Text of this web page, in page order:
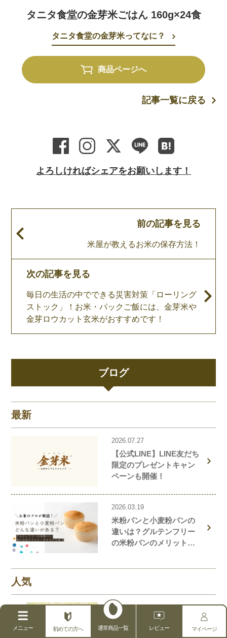
タニタ食堂の金芽米ごはん 160g×24食
タニタ食堂の金芽米ってなに？
商品ページへ
記事一覧に戻る
よろしければシェアをお願いします！
前の記事を見る
米屋が教えるお米の保存方法！
次の記事を見る
毎日の生活の中でできる災害対策「ローリング
ストック」！お米・パックご飯には、金芽米や
金芽ロウカット玄米がおすすめです！
ブログ
最新
2026.07.27
【公式LINE】LINE友だち
限定のプレゼントキャン
ペーンも開催！
2026.03.19
米粉パンと小麦粉パンの
違いは？グルテンフリー
の米粉パンのメリット・
人気
1 2022.08.19
米屋が教えるお米の保存
方法！
メニュー 初めての方へ 通常商品一覧 レビュー マイページ